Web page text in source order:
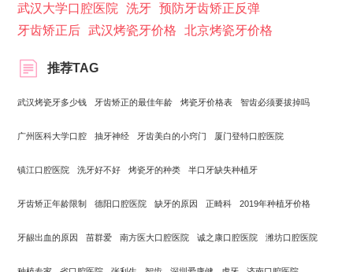
武汉大学口腔医院
洗牙
预防牙齿矫正反弹
牙齿矫正后
武汉烤瓷牙价格 北京烤瓷牙价格
推荐TAG
武汉烤瓷牙多少钱 牙齿矫正的最佳年龄 烤瓷牙价格表 智齿必须要拔掉吗
广州医科大学口腔 抽牙神经 牙齿美白的小窍门 厦门登特口腔医院
镇江口腔医院 洗牙好不好 烤瓷牙的种类 ​半口牙缺失种植牙
牙齿矫正年龄限制 德阳口腔医院 缺牙的原因 正畸科 2019年种植牙价格
牙龈出血的原因 苗群爱 南方医大口腔医院 诚之康口腔医院 潍坊口腔医院